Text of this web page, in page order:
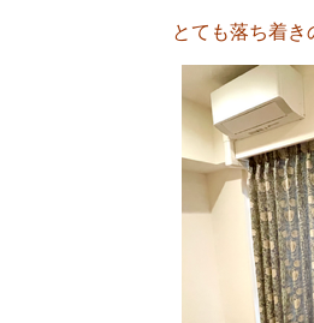
とても落ち着